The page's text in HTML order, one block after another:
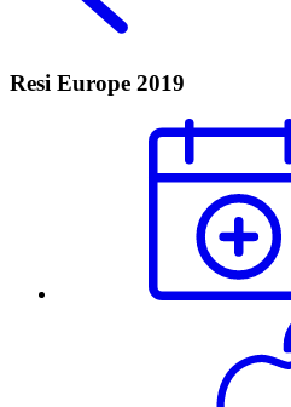
Resi Europe 2019